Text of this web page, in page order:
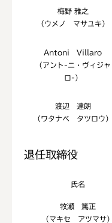
梅野 雅之
（ウメノ マサユキ）
Antoni Villaro
（アント-ニ・ヴィジャ
ロ-）
渡辺 達朗
（ワタナベ タツロウ）
退任取締役
氏名
牧瀬 篤正
（マキセ アツマサ）